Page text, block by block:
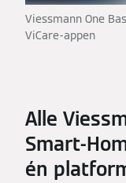
Viessmann One
ViCare-appen
Alle
Smart-
én